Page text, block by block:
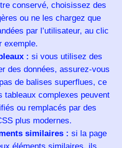
conservé, choisissez des
ou ne les chargez que
par l’utilisateur, au clic
exemple.
: si vous utilisez des
des données, assurez-vous
de balises superflues, ce
tableaux complexes peuvent
ou remplacés par des
plus modernes.
similaires : si la page